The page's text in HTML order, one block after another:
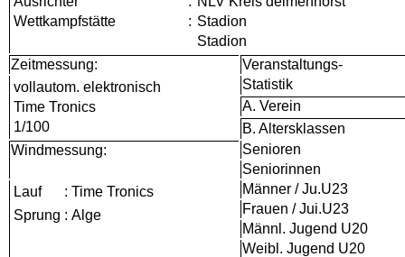
Wettkampfstätte
: Stadion
Stadion
Zeitmessung:
Veranstaltungs-
vollautom. elektronisch
Time Tronics
1/100
Statistik
A. Verein
B. Altersklassen
Windmessung:
Senioren
Seniorinnen
Lauf
: Time Tronics
Sprung : Alge
Männer / Ju.U23
Frauen / Jui.U23
Männl. Jugend U20
Weibl. Jugend U20